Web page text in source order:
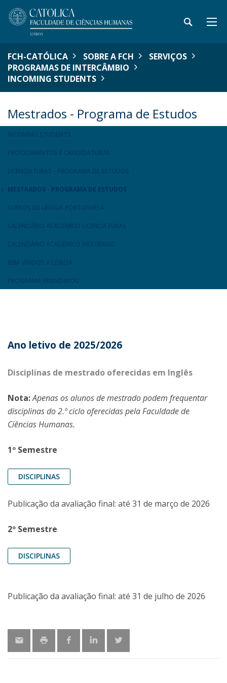
FCH-CATÓLICA SOBRE A FCH
SERVIÇOS
PROGRAMAS DE INTERCÂMBIO
INCOMING STUDENTS
Mestrados - Programa de Estudos
MESTRADOS - PROGRAMA DE ESTUDOS
Ano letivo de 2025/2026
Disciplinas de mestrado oferecidas em Inglês
Nota:Apenas os alunos de mestrado podem frequentar
disciplinas do 2.º ciclo oferecidas pela Faculdade de
Ciências Humanas.
1º Semestre
DISCIPLINAS
Publicação da avaliação final: até 31 de março de 2026
2º Semestre
DISCIPLINAS
Publicação da avaliação final: até 31 de julho de 2026